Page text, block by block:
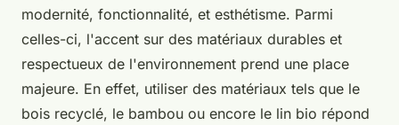
modernité, fonctionnalité, et esthétisme. Parmi
celles-ci, l'accent sur des matériaux durables et
respectueux de l'environnement prend une place
majeure. En effet, utiliser des matériaux tels que le
bois recyclé, le bambou ou encore le lin bio répond